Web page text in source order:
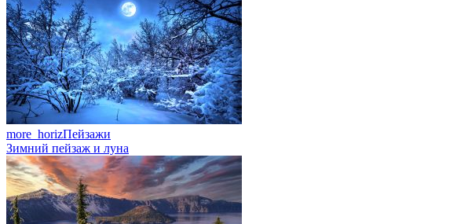
more_horizПейзажи
Зимний пейзаж и луна